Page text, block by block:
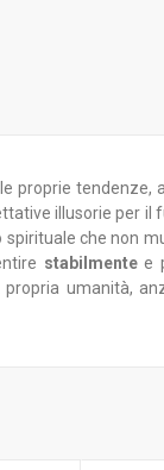
le proprie tendenze,
illusorie per il
che non
stabilmentee
umanità,